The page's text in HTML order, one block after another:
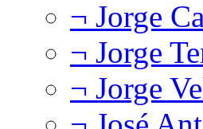
¬ Jorge
¬ Jorge
¬ Jorge